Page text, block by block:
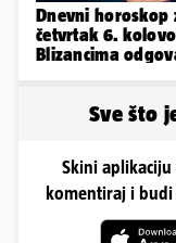
Dnevni horoskop
četvrtak 6.
Blizancima
Sve što
Skini
komentiraj i